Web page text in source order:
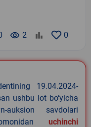
0
remove_red_eye 2
19.04.2024-
ushbu lot bo‘yicha
auksion savdolari
uchinchi